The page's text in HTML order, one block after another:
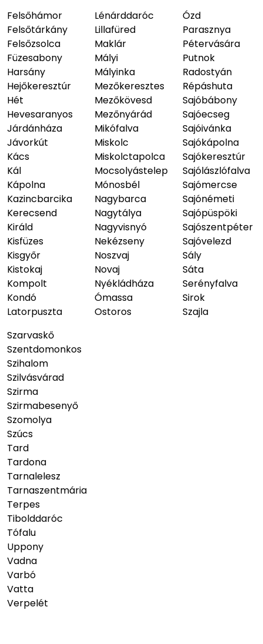
Felsőhámor
Felsőtárkány
Felsőzsolca
Füzesabony
Harsány
Hejőkeresztúr
Hét
Hevesaranyos
Járdánháza
Jávorkút
Kács
Kál
Kápolna
Kazincbarcika
Kerecsend
Királd
Kisfüzes
Kisgyőr
Kistokaj
Kompolt
Kondó
Latorpuszta
Lénárddaróc
Lillafüred
Maklár
Mályi
Mályinka
Mezőkeresztes
Mezőkövesd
Mezőnyárád
Mikófalva
Miskolc
Miskolctapolca
Mocsolyástelep
Mónosbél
Nagybarca
Nagytálya
Nagyvisnyó
Nekézseny
Noszvaj
Novaj
Nyékládháza
Ómassa
Ostoros
Ózd
Parasznya
Pétervására
Putnok
Radostyán
Répáshuta
Sajóbábony
Sajóecseg
Sajóivánka
Sajókápolna
Sajókeresztúr
Sajólászlófalva
Sajómercse
Sajónémeti
Sajópüspöki
Sajószentpéter
Sajóvelezd
Sály
Sáta
Serényfalva
Sirok
Szajla
Szarvaskő
Szentdomonkos
Szihalom
Szilvásvárad
Szirma
Szirmabesenyő
Szomolya
Szúcs
Tard
Tardona
Tarnalelesz
Tarnaszentmária
Terpes
Tibolddaróc
Tófalu
Uppony
Vadna
Varbó
Vatta
Verpelét